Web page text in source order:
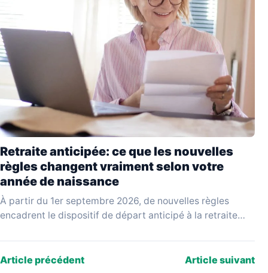
Retraite anticipée: ce que les nouvelles
règles changent vraiment selon votre
année de naissance
À partir du 1er septembre 2026, de nouvelles règles
encadrent le dispositif de départ anticipé à la retraite
Article précédent Article suivant